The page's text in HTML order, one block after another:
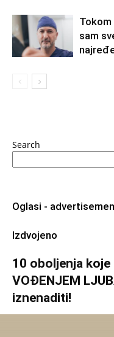
sam
Search
Oglasi -
Izdvojeno
10 oboljenja
VOĐENJEM
iznenaditi!